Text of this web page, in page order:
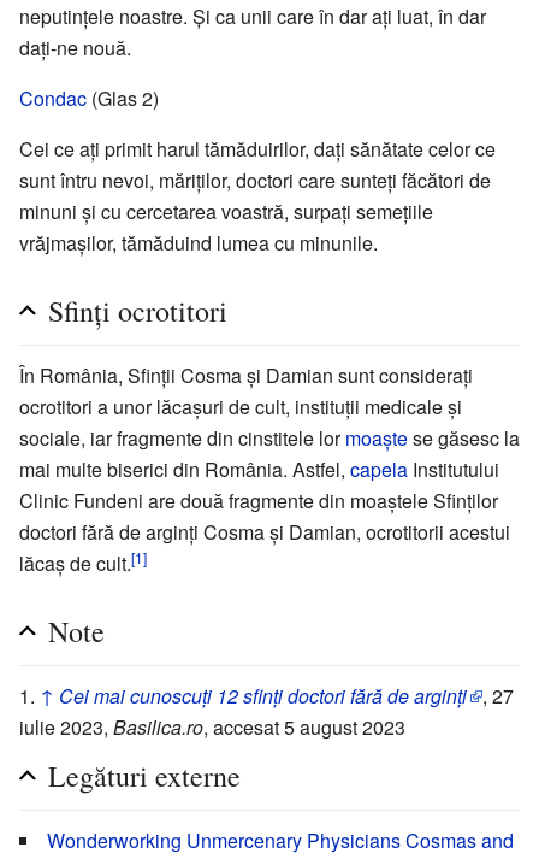
neputințele noastre. Și ca unii care în dar ați luat, în dar
dați-ne nouă.
Condac (Glas 2)
Cei ce ați primit harul tămăduirilor, dați sănătate celor ce
sunt întru nevoi, măriților, doctori care sunteți făcători de
minuni și cu cercetarea voastră, surpați semețiile
vrăjmașilor, tămăduind lumea cu minunile.
Sfinți ocrotitori
În România, Sfinții Cosma și Damian sunt considerați
ocrotitori a unor lăcașuri de cult, instituții medicale și
sociale, iar fragmente din cinstitele lormoaștese găsesc la
mai multe biserici din România. Astfel, capela Institutului
Clinic Fundeni are două fragmente din moaștele Sfinților
doctori fără de arginți Cosma și Damian, ocrotitorii acestui
lăcaș de cult.[1]
Note
↑ Cei mai cunoscuți 12 sfinți doctori fără de arginți
, 27
iulie 2023, Basilica.ro, accesat 5 august 2023
Legături externe
Wonderworking Unmercenary Physicians Cosmas and